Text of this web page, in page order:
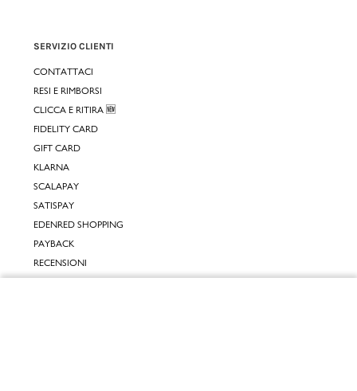
SERVIZIO CLIENTI
CONTATTACI
RESI E RIMBORSI
CLICCA E RITIRA 🆕
FIDELITY CARD
GIFT CARD
KLARNA
SCALAPAY
SATISPAY
EDENRED SHOPPING
PAYBACK
RECENSIONI
INPOST DAYS